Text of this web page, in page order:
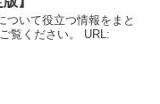
ついて役立つ情報をまと
覧ください。 URL: